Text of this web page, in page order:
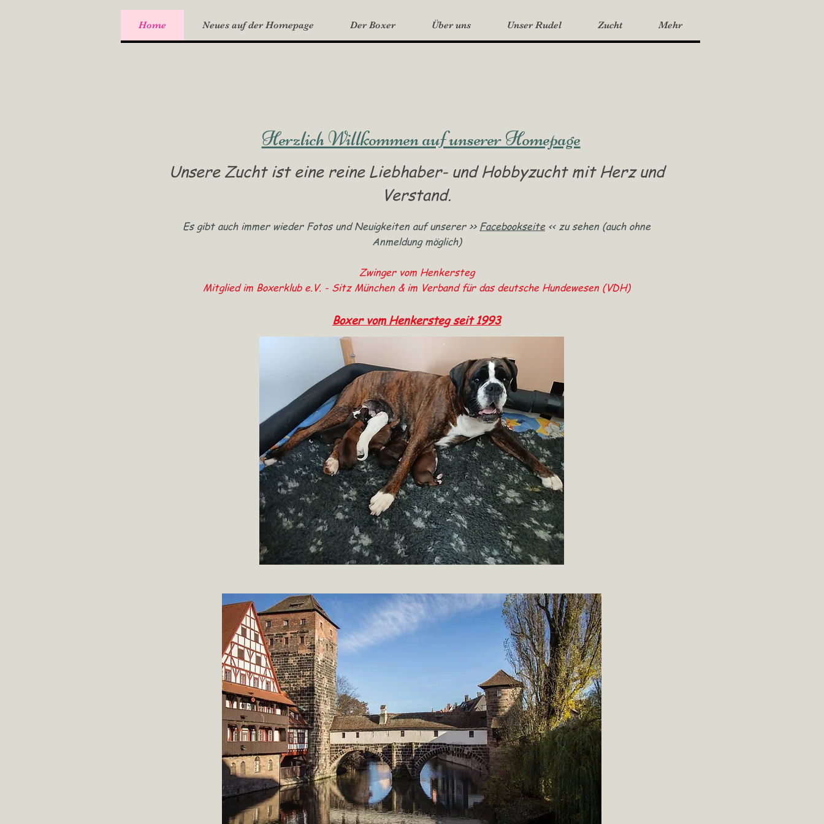
Home Neues auf der Homepage Der Boxer Über uns Unser Rudel Zucht Mehr
Herzlich Willkommen auf unserer Homepage
Unsere Zucht ist eine reine Liebhaber- und Hobbyzucht mit Herz und
Verstand.
Es gibt auch immer wieder Fotos und Neuigkeiten auf unserer >> Facebookseite<< zu sehen (auch ohne
Anmeldung möglich)
Zwinger vom Henkersteg
Mitglied im Boxerklub e.V. - Sitz München & im Verband für das deutsche Hundewesen (VDH)
Boxer vom Henkersteg seit 1993